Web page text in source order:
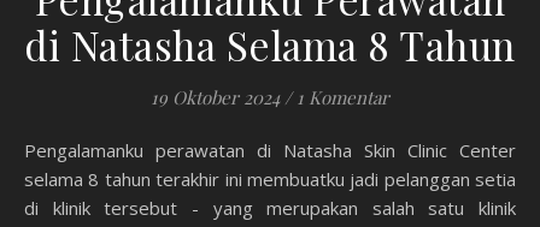
di Natasha Selama 8 Tahun
19 Oktober 2024 / 1 Komentar
Pengalamanku perawatan di Natasha Skin Clinic Center
selama 8 tahun terakhir ini membuatku jadi pelanggan setia
di klinik tersebut - yang merupakan salah satu klinik